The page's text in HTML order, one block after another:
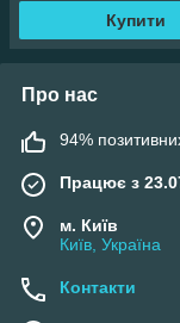
Купити
Про нас
94%
Працює з
м. Київ
Київ, Україна
Контакти